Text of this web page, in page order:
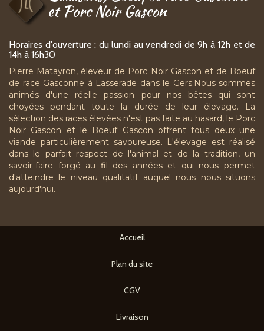
et Porc Noir Gascon
Horaires d'ouverture : du lundi au vendredi de 9h à 12h et de
14h à 16h30
Pierre Matayron, éleveur de Porc Noir Gascon et de Boeuf
de race Gasconne à Lasserade dans le Gers.Nous sommes
animés d'une réelle passion pour nos bêtes qui sont
choyées pendant toute la durée de leur élevage. La
sélection des races élevées n'est pas faite au hasard, le Porc
Noir Gascon et le Boeuf Gascon offrent tous deux une
viande particulièrement savoureuse. L'élevage est réalisé
dans le parfait respect de l'animal et de la tradition, un
savoir-faire forgé au fil des années et qui nous permet
d'atteindre le niveau qualitatif auquel nous nous situons
aujourd'hui.
Accueil
Plan du site
CGV
Livraison